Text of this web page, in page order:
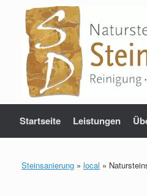
springen
Startseite Leistungen
Steinsanierung » local »